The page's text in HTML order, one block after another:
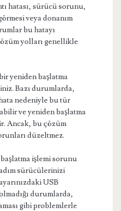
hatası, sürücü sorunu,
veya donanım
bu hatayı
yolları genellikle
yeniden başlatma
Bazı durumlarda,
nedeniyle bu tür
ve yeniden başlatma
Ancak, bu çözüm
düzeltmez.
işlemi sorunu
sürücülerinizi
USB
durumlarda,
gibi problemlerle